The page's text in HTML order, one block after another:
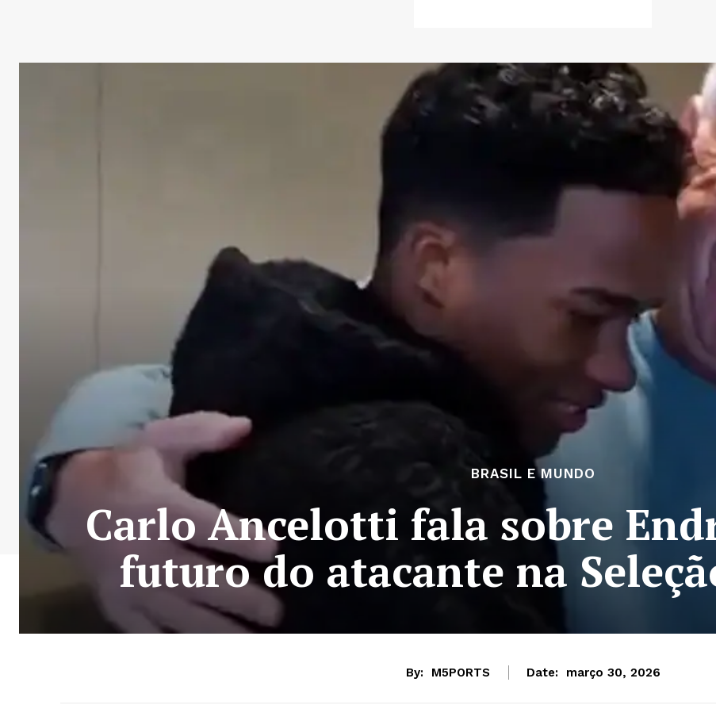
BRASIL E MUNDO
Carlo Ancelotti fala sobre
futuro do atacante na
By: M5PORTS Date: março 30, 2026